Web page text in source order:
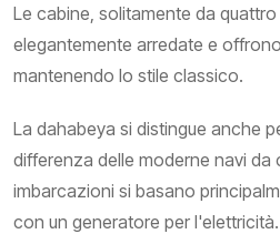
Le cabine, solitamente da
elegantemente arredate e
mantenendo lo stile classico.
La dahabeya si distingue anche
differenza delle moderne navi da
imbarcazioni si basano
con un generatore per l'elettricità.